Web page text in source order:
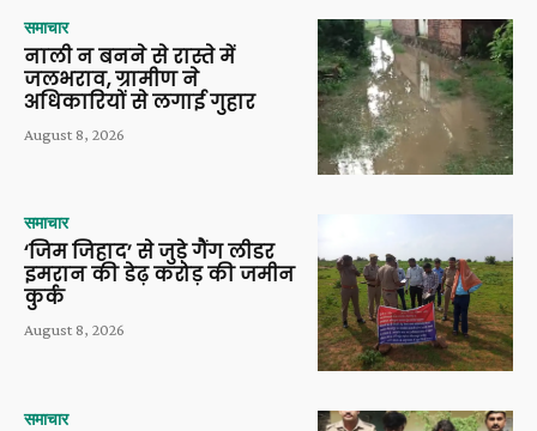
समाचार
नाली न बनने से रास्ते में
जलभराव, ग्रामीण ने
अधिकारियों से लगाई गुहार
August 8, 2026
समाचार
‘जिम जिहाद’ से जुड़े गैंग लीडर
इमरान की डेढ़ करोड़ की जमीन
कुर्क
August 8, 2026
समाचार